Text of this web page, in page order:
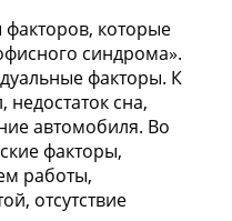
которые
синдрома».
факторы. К
сна,
автомобиля. Во
факторы,
работы,
отсутствие